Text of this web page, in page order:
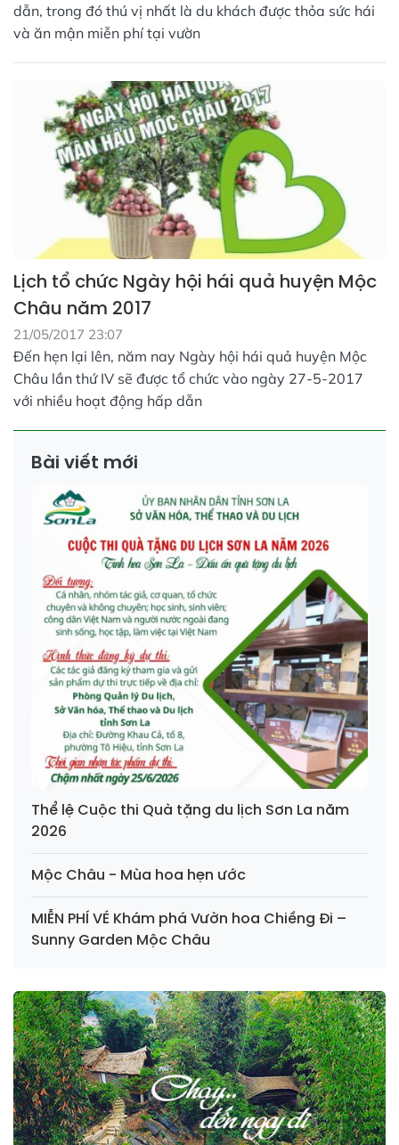
dẫn, trong đó thú vị nhất là du khách được thỏa sức hái
và ăn mận miễn phí tại vườn
Lịch tổ chức Ngày hội hái quả huyện Mộc
Châu năm 2017
21/05/2017 23:07
Đến hẹn lại lên, năm nay Ngày hội hái quả huyện Mộc
Châu lần thứ IV sẽ được tổ chức vào ngày 27-5-2017
với nhiều hoạt động hấp dẫn
Bài viết mới
Thể lệ Cuộc thi Quà tặng du lịch Sơn La năm
2026
Mộc Châu - Mùa hoa hẹn ước
MIỄN PHÍ VÉ Khám phá Vườn hoa Chiềng Đi –
Sunny Garden Mộc Châu